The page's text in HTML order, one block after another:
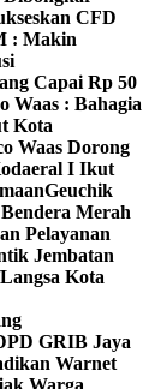
CFD
: Makin
Capai Rp 50
Waas : Bahagia
Kota
Waas Dorong
I Ikut
Geuchik
Merah
Pelayanan
Jembatan
Kota
GRIB Jaya
Warnet
Warga